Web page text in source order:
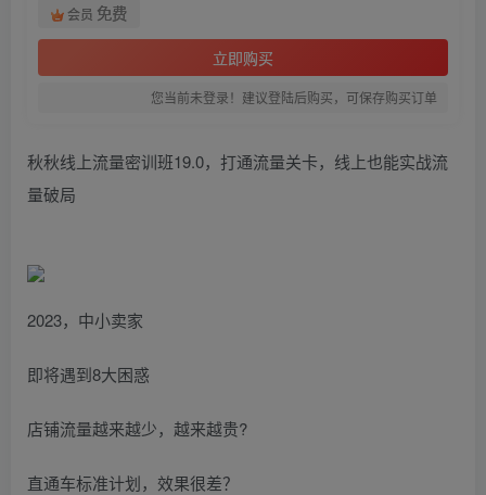
会员 免费
立即购买
您当前未登录！建议登陆后购买，可保存购买订单
秋秋线上流量密训班19.0，打通流量关卡，线上也能实战流
量破局
2023，中小卖家
即将遇到8大困惑
店铺流量越来越少，越来越贵?
直通车标准计划，效果很差？